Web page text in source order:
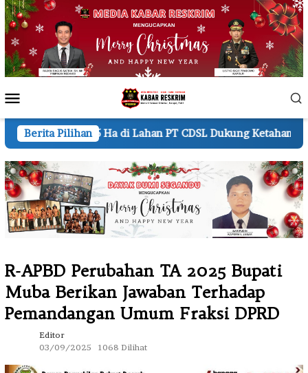
Loncat
ke
konten
Mobile
Berita Pilihan
di Lahan PT CDSL Dukung Ketahanan Pangan Nasional
‎R-APBD Perubahan TA 2025 Bupati
Muba Berikan Jawaban Terhadap
Pemandangan Umum Fraksi DPRD
Editor
03/09/2025
1068 Dilihat